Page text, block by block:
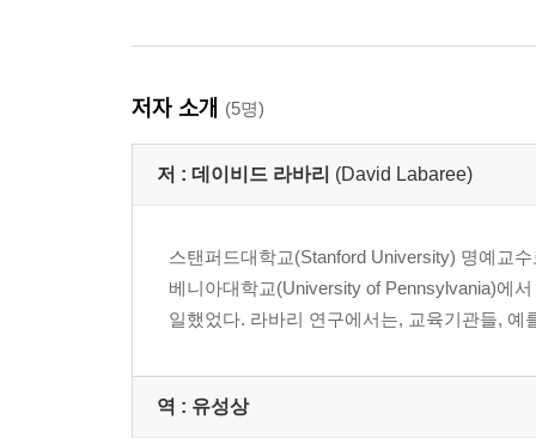
저자 소개 (5명)
저 : 데이비드 라바리 (David Labaree)
스탠퍼드대학교(Stanford University) 명예교
베니아대학교(University of Pennsylvania)에
일했었다. 라바리 연구에서는, 교육기관들,
역 : 유성상